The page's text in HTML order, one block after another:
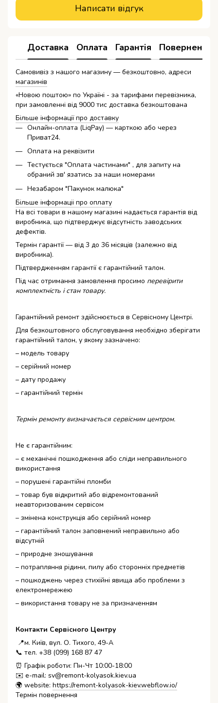
Написати відгук
Доставка Оплата Гарантія Повернення
Самовивіз з нашого магазину — безкоштовно, адреси
магазинів
«Новою поштою» по Україні - за тарифами перевізника,
при замовленні від 9000 тис доставка безкоштована
Більше інформації про доставку
Онлайн-оплата (LiqPay) — карткою або через
Приват24.
Оплата на реквізити
Тестується "Оплата частинами" , для запиту на
обраний зв' язатись за наши номерами
Незабаром "Пакунок малюка"
Більше інформаціі про оплату
На всі товари в нашому магазині надається гарантія від
виробника, що підтверджує відсутність заводських
дефектів.
Термін гарантії — від 3 до 36 місяців (залежно від
виробника).
Підтвердженням гарантії є гарантійний талон.
Під час отримання замовлення просимо перевірити
комплектність і стан товару.
Гарантійний ремонт здійснюється в Сервісному Центрі.
Для безкоштовного обслуговування необхідно зберігати
гарантійний талон, у якому зазначено:
– модель товару
– серійний номер
– дату продажу
– гарантійний термін
Термін ремонту визначається сервісним центром.
Не є гарантійним:
– є механічні пошкодження або сліди неправильного
використання
– порушені гарантійні пломби
– товар був відкритий або відремонтований
неавторизованим сервісом
– змінена конструкція або серійний номер
– гарантійний талон заповнений неправильно або
відсутній
– природне зношування
– потрапляння рідини, пилу або сторонніх предметів
– пошкоджень через стихійні явища або проблеми з
електромережею
– використання товару не за призначенням
Контакти Сервісного Центру
📍м. Київ, вул. О. Тихого, 49-А
📞 тел. +38 (099) 168 87 47
⏰ Графік роботи: Пн-Чт 10:00-18:00
✉️ e-mail: sv@remont-kolyasok.kiev.ua
🌍 website: https://remont-kolyasok-kiev.webflow.io/
Термін повернення